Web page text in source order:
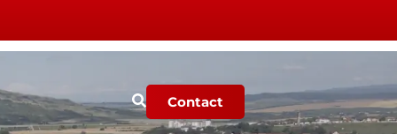
Contact